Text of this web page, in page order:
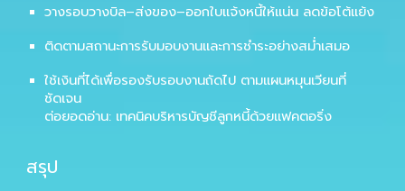
วางรอบวางบิล–ส่งของ–ออกใบแจ้งหนี้ให้แน่น ลดข้อโต้แย้ง
ติดตามสถานะการรับมอบงานและการชำระอย่างสม่ำเสมอ
ใช้เงินที่ได้เพื่อรองรับรอบงานถัดไป ตามแผนหมุนเวียนที่
ชัดเจน
ต่อยอดอ่าน: เทคนิคบริหารบัญชีลูกหนี้ด้วยแฟคตอริ่ง
สรุป